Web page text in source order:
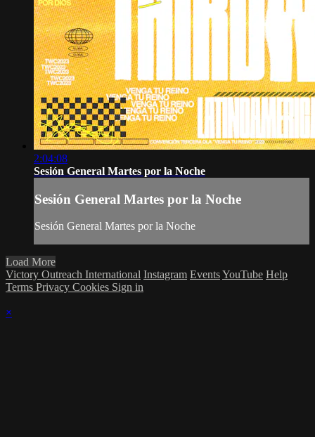
2:04:08
Sesión General Martes por la Noche
Sesión General Martes por la Noche
Sesión General Martes por la Noche
Load More
Victory Outreach International Instagram EventsYouTube Help
Terms Privacy Cookies Sign in
×